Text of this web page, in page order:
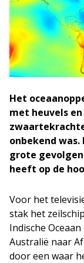
Het
met heuvels
onbekend
grote
heeft op de
Voor het
stak het
Indische
Australië naar
door een waar